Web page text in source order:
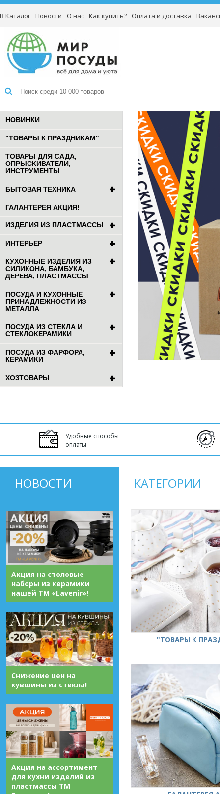
В Каталог Новости О нас Как купить? Оплата и доставка
НОВИНКИ
"ТОВАРЫ К ПРАЗДНИКАМ"
ТОВАРЫ ДЛЯ САДА,
ОПРЫСКИВАТЕЛИ,
ИНСТРУМЕНТЫ
БЫТОВАЯ ТЕХНИКА
ГАЛАНТЕРЕЯ АКЦИЯ!
ИЗДЕЛИЯ ИЗ ПЛАСТМАССЫ
ИНТЕРЬЕР
КУХОННЫЕ ИЗДЕЛИЯ ИЗ
СИЛИКОНА, БАМБУКА,
ДЕРЕВА, ПЛАСТМАССЫ
ПОСУДА И КУХОННЫЕ
ПРИНАДЛЕЖНОСТИ ИЗ
МЕТАЛЛА
ПОСУДА ИЗ СТЕКЛА И
СТЕКЛОКЕРАМИКИ
ПОСУДА ИЗ ФАРФОРА,
КЕРАМИКИ
ХОЗТОВАРЫ
Удобные способы
оплаты
НОВОСТИ
Акция на столовые
наборы из керамики
нашей ТМ «Lavenir»!
Снижение цен на
кувшины из стекла!
Акция на ассортимент
для кухни изделий из
пластмассы ТМ
КАТЕГОРИИ
"ТОВАРЫ К